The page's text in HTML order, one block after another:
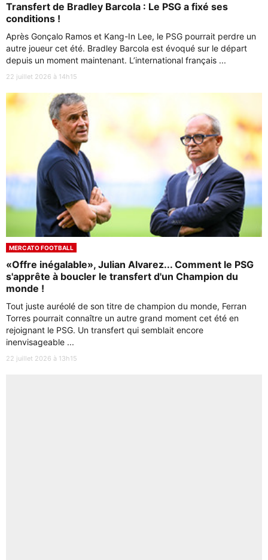
Transfert de Bradley Barcola : Le PSG a fixé ses
conditions !
Après Gonçalo Ramos et Kang-In Lee, le PSG pourrait perdre un
autre joueur cet été. Bradley Barcola est évoqué sur le départ
depuis un moment maintenant. L’international français ...
22 juillet 2026 à 14h15
MERCATO FOOTBALL
«Offre inégalable», Julian Alvarez... Comment le PSG
s'apprête à boucler le transfert d'un Champion du
monde !
Tout juste auréolé de son titre de champion du monde, Ferran
Torres pourrait connaître un autre grand moment cet été en
rejoignant le PSG. Un transfert qui semblait encore
inenvisageable ...
22 juillet 2026 à 13h15